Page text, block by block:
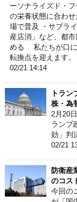
ーソナライズド・
の栄養状態に合わ
場で普及 ・サプラ
産店消」など、都
める 私たちが口に
転換点を迎えます。
02/21 14:14
トラン
株・為
2月20
ランプ
効」判
02/21
防衛産
のコス
今回の